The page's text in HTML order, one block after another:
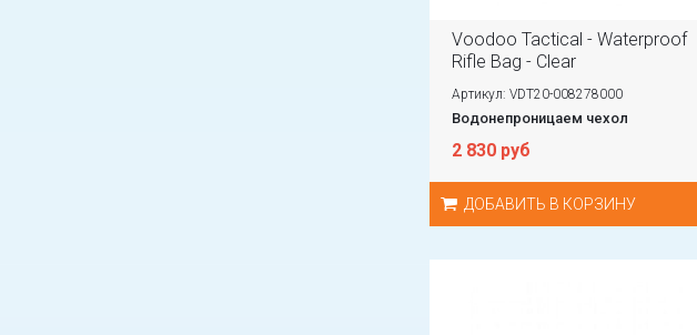
Voodoo Tactical - Waterproof
Rifle Bag - Clear
Артикул: VDT20-008278000
Водонепроницаем чехол
2 830 руб
ДОБАВИТЬ В КОРЗИНУ